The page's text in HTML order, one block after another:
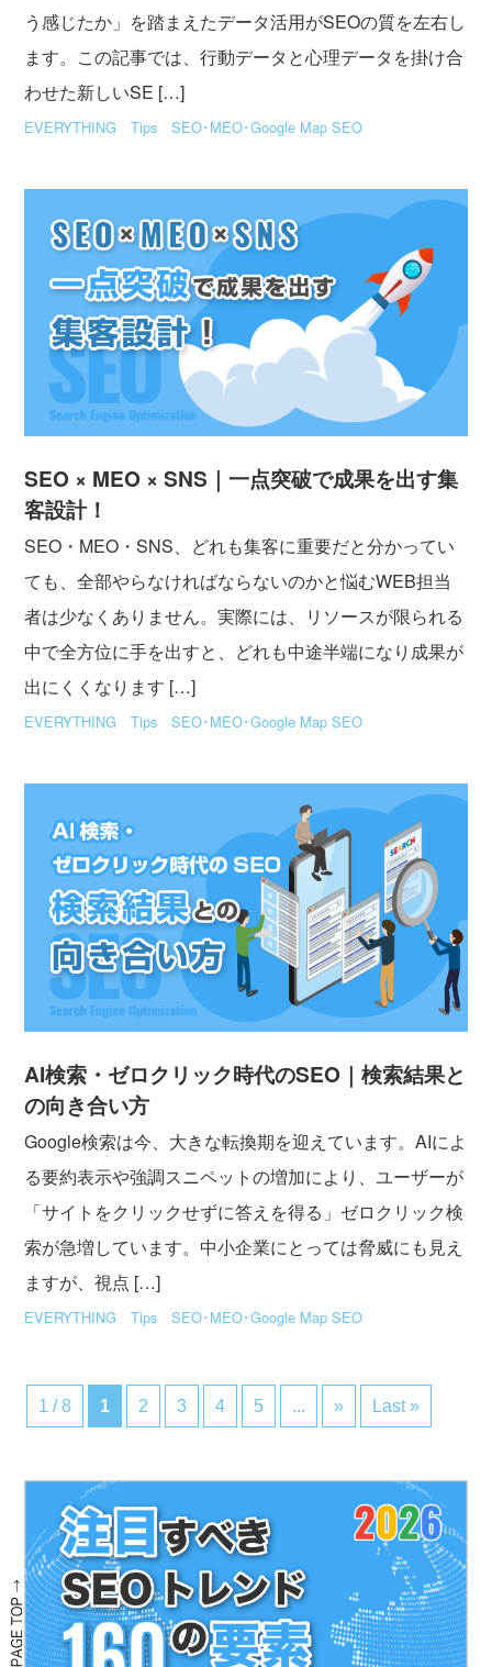
う感じたか」を踏まえたデータ活用がSEOの質を左右し
ます。この記事では、行動データと心理データを掛け合
わせた新しいSE […]
EVERYTHING Tips SEO･MEO･Google Map SEO
SEO × MEO × SNS｜一点突破で成果を出す集
客設計！
SEO・MEO・SNS、どれも集客に重要だと分かってい
ても、全部やらなければならないのかと悩むWEB担当
者は少なくありません。実際には、リソースが限られる
中で全方位に手を出すと、どれも中途半端になり成果が
出にくくなります […]
EVERYTHING Tips SEO･MEO･Google Map SEO
AI検索・ゼロクリック時代のSEO｜検索結果と
の向き合い方
Google検索は今、大きな転換期を迎えています。AIによ
る要約表示や強調スニペットの増加により、ユーザーが
「サイトをクリックせずに答えを得る」ゼロクリック検
索が急増しています。中小企業にとっては脅威にも見え
ますが、視点 […]
EVERYTHING Tips SEO･MEO･Google Map SEO
1 / 8 1 2 3 4 5 ... » Last »